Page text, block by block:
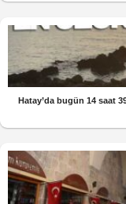
Hatay’da bugün 14 saat